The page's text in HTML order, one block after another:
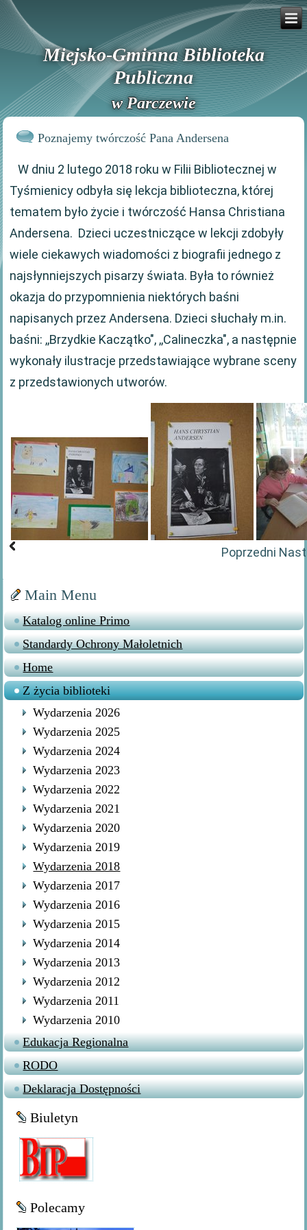
Miejsko-Gminna Biblioteka
Publiczna
w Parczewie
Poznajemy twórczość Pana Andersena
W dniu 2 lutego 2018 roku w Filii Bibliotecznej w
Tyśmienicy odbyła się lekcja biblioteczna, której
tematem było życie i twórczość Hansa Christiana
Andersena. Dzieci uczestniczące w lekcji zdobyły
wiele ciekawych wiadomości z biografii jednego z
najsłynniejszych pisarzy świata. Była to również
okazja do przypomnienia niektórych baśni
napisanych przez Andersena. Dzieci słuchały m.in.
baśni: ,,Brzydkie Kaczątko", ,,Calineczka", a następnie
wykonały ilustracje przedstawiające wybrane sceny
z przedstawionych utworów.
Poprzedni
Main Menu
Katalog online Primo
Standardy Ochrony Małoletnich
Home
Z życia biblioteki
Wydarzenia 2026
Wydarzenia 2025
Wydarzenia 2024
Wydarzenia 2023
Wydarzenia 2022
Wydarzenia 2021
Wydarzenia 2020
Wydarzenia 2019
Wydarzenia 2018
Wydarzenia 2017
Wydarzenia 2016
Wydarzenia 2015
Wydarzenia 2014
Wydarzenia 2013
Wydarzenia 2012
Wydarzenia 2011
Wydarzenia 2010
Edukacja Regionalna
RODO
Deklaracja Dostępności
Biuletyn
Polecamy